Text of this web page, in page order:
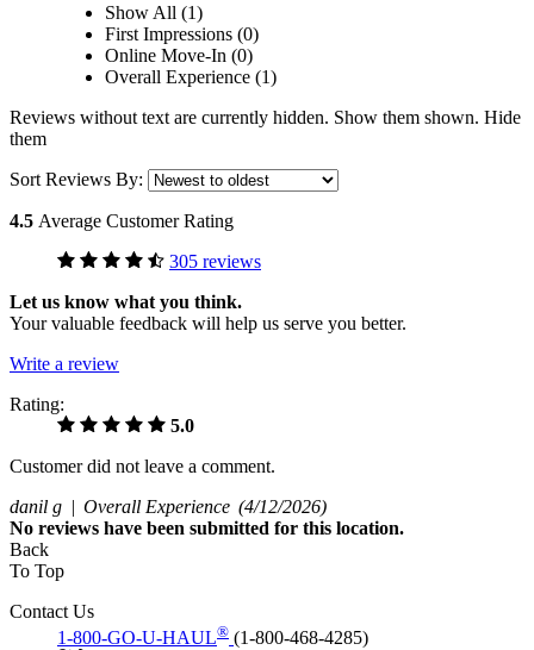
Show All (1)
First Impressions (0)
Online Move-In (0)
Overall Experience (1)
Reviews without text are currently hidden. Show them shown. Hide
them
Sort Reviews By:
4.5 Average Customer Rating
305 reviews
Let us know what you think.
Your valuable feedback will help us serve you better.
Write a review
Rating:
5.0
Customer did not leave a comment.
danil g | Overall Experience (4/12/2026)
No reviews have been submitted for this location.
Back
To Top
Contact Us
1-800-GO-U-HAUL® (1-800-468-4285)